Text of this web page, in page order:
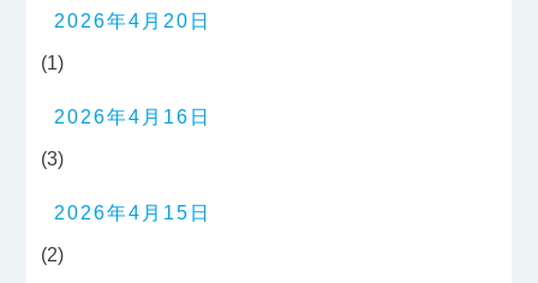
2026年4月20日
(1)
2026年4月16日
(3)
2026年4月15日
(2)